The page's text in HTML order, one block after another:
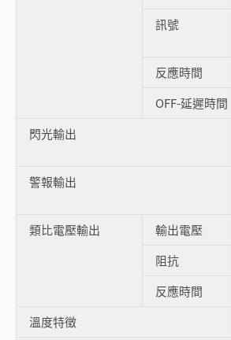
訊號
反應時間
OFF-延遲時間
閃光輸出
警報輸出
類比電壓輸出
輸出電壓
阻抗
反應時間
溫度特徵